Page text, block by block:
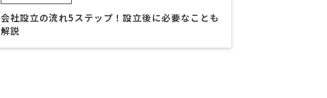
会社設立の流れ5ステップ！設立後に必要なことも
解説